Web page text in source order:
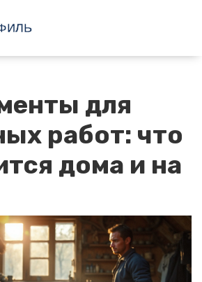
для
работ: что
дома и на